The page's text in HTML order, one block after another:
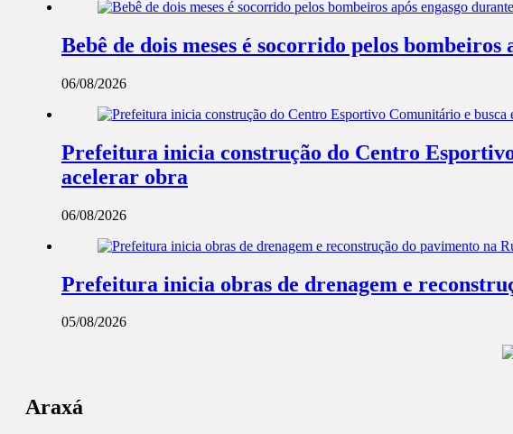
Bebê de dois meses é socorrido pelos
06/08/2026
Prefeitura inicia construção do Centro
acelerar obra
06/08/2026
Prefeitura inicia obras de drenagem e
05/08/2026
Araxá